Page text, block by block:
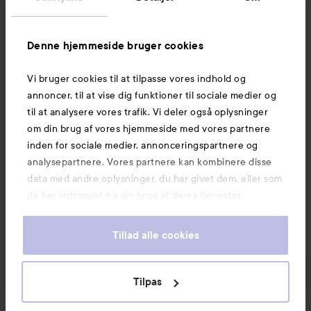
Denne hjemmeside bruger cookies
Vi bruger cookies til at tilpasse vores indhold og
annoncer, til at vise dig funktioner til sociale medier og
til at analysere vores trafik. Vi deler også oplysninger
om din brug af vores hjemmeside med vores partnere
inden for sociale medier, annonceringspartnere og
analysepartnere. Vores partnere kan kombinere disse
data med andre oplysninger, du har givet dem, eller som
de har indsamlet fra din brug af deres tjenester.
Tillad alle cookies
Tilpas
Information
Mere at udforske
E-handel af Avensia